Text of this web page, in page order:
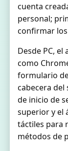
cuenta
personal;
confirmar
Desde PC,
como
formulario
cabecera del
de inicio de
superior y el
táctiles para
métodos de